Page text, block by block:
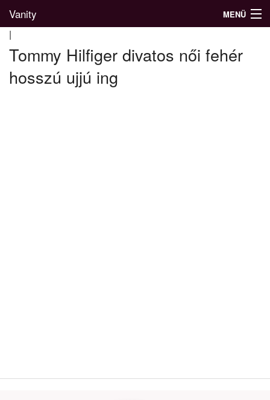
Vanity MENÜ
Divatblog
|
Tommy Hilfiger divatos női fehér
hosszú ujjú ing